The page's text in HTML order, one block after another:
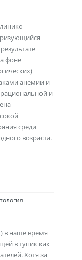
фоне
анемии и
и
среди
возраста.
в наше время
в тупик как
Хотя за